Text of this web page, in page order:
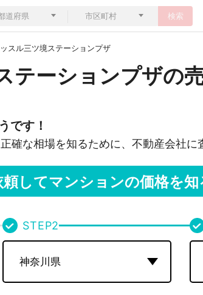
検索
スル三ツ境ステーションプザ
テーションプザの
です！
確な相場を知るために、不動産会社に
頼してマンションの価格を知
STEP2